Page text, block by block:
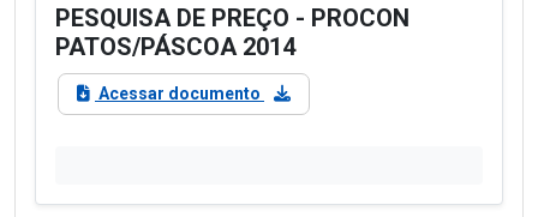
PESQUISA DE PREÇO - PROCON
PATOS/PÁSCOA 2014
Acessar documento